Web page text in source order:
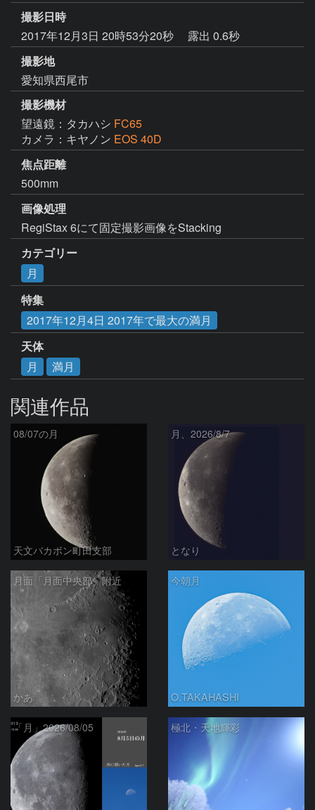
撮影日時
2017年12月3日 20時53分20秒
露出 0.6秒
撮影地
愛知県西尾市
撮影機材
望遠鏡：タカハシ FC65
カメラ：キヤノン EOS 40D
焦点距離
500mm
画像処理
RegiStax 6にて固定撮影画像をStacking
カテゴリー
月
特集
2017年12月4日 2017年で最大の満月
天体
月
満月
関連作品
08/07の月
天文バカボン町田支部
月、2026/8/7
となり
月面「月面中央部」附近
かあ
今朝月
O.TAKAHASHI
「月」2026/08/05 極北・天地輝彩